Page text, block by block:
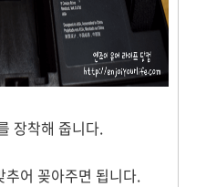
장착해 줍니다.
어 꽂아주면 됩니다.